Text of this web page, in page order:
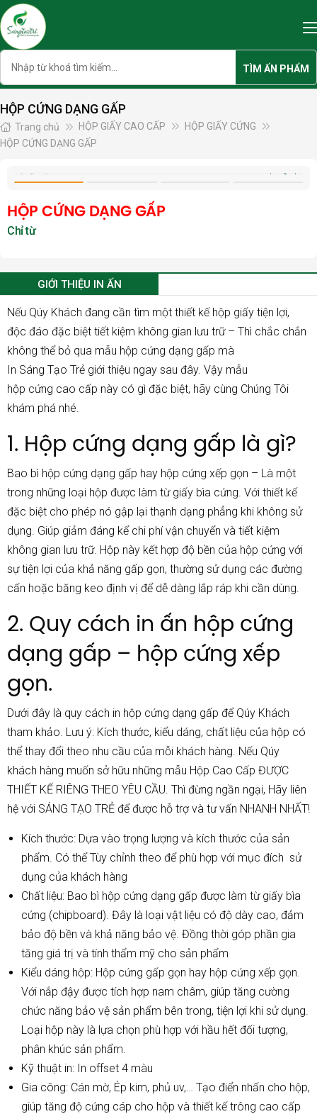
Skip
to
content
TÌM ẤN PHẨM
HỘP CỨNG DẠNG GẤP
Trang chủ HỘP GIẤY CAO CẤP
HỘP GIẤY CỨNG
HỘP CỨNG DẠNG GẤP
HỘP CỨNG DẠNG GẤP
GIỚI THIỆU IN ẤN
Nếu Qúy Khách đang cần tìm một thiết kế hộp giấy tiện lợi,
độc đáo đặc biệt tiết kiệm không gian lưu trữ – Thì chắc chắn
không thể bỏ qua mẫu hộp cứng dạng gấp mà
In Sáng Tạo Trẻ giới thiệu ngay sau đây. Vậy mẫu
hộp cứng cao cấp này có gì đặc biệt, hãy cùng Chúng Tôi
khám phá nhé.
1. Hộp cứng dạng gấp là gì?
Bao bì hộp cứng dạng gấp hay hộp cứng xếp gọn – Là một
trong những loại hộp được làm từ giấy bìa cứng. Với thiết kế
đặc biệt cho phép nó gập lại thạnh dạng phẳng khi không sử
dụng. Giúp giảm đáng kể chi phí vận chuyển và tiết kiệm
không gian lưu trữ. Hộp này kết hợp độ bền của hộp cứng với
sự tiện lợi của khả năng gấp gọn, thường sử dụng các đường
cấn hoặc băng keo định vị để dễ dàng lắp ráp khi cần dùng.
2. Quy cách in ấn hộp cứng
dạng gấp – hộp cứng xếp
gọn.
Dưới đây là quy cách in hộp cứng dạng gấp để Qúy Khách
tham khảo. Lưu ý: Kích thước, kiểu dáng, chất liệu của hộp có
thể thay đổi theo nhu cầu của mỗi khách hàng. Nếu Qúy
khách hàng muốn sở hữu những mẫu Hộp Cao Cấp ĐƯỢC
THIẾT KẾ RIÊNG THEO YÊU CẦU. Thì đừng ngần ngại, Hãy liên
hệ với SÁNG TẠO TRẺ để được hỗ trợ và tư vấn NHANH NHẤT!
Kích thước: Dựa vào trọng lượng và kích thước của sản
phẩm. Có thể Tùy chỉnh theo để phù hợp với mục đích sử
dụng của khách hàng
Chất liệu: Bao bì hộp cứng dạng gấp được làm từ giấy bìa
cứng (chipboard). Đây là loại vật liệu có độ dày cao, đảm
bảo độ bền và khả năng bảo vệ. Đồng thời góp phần gia
tăng giá trị và tính thẩm mỹ cho sản phẩm
Kiểu dáng hộp: Hộp cứng gấp gọn hay hộp cứng xếp gọn.
Với nắp đậy được tích hợp nam châm, giúp tăng cường
chức năng bảo vệ sản phẩm bên trong, tiện lợi khi sử dụng.
Loại hộp này là lựa chọn phù hợp với hầu hết đối tượng,
phân khúc sản phẩm.
Kỹ thuật in: In offset 4 màu
Gia công: Cán mờ, Ép kim, phủ uv,… Tạo điển nhấn cho hộp,
giúp tăng độ cứng cáp cho hộp và thiết kế trông cao cấp